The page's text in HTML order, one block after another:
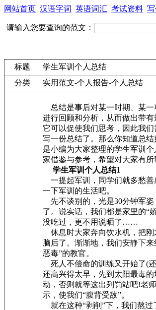
网站首页 汉语字词 英语词汇 考试资料
请输入您要查询的范文：
标题
学生军训个人总结
分类
实用范文-个人报告-个人总结
总结是事后对某一时期、某一
进行回顾和分析，从而做出带有
它可以促使我们思考，因此我们
写一份总结了。那么你知道总
是小编为大家整理的学生军训
家借鉴与参考，希望对大家有所
学生军训个人总结1
一提起军训，同学们就多愁善
一下军训的生活吧。
先不谈别的，光是30分钟军姿
了。说实话，我们都是家里的“
没吃过，更不用说晒了……
休息时大家奔向饮水机，把刚
脑后了。渐渐地，我们安静下来
恶毒”的教官。
死人不偿命的训练又开始了(
还高兴得太早，先到太阳最毒
动，否则就等这出列罚站吧!老
示，使我们“腹背受敌”。
就在这种“剥削”下，我们熬